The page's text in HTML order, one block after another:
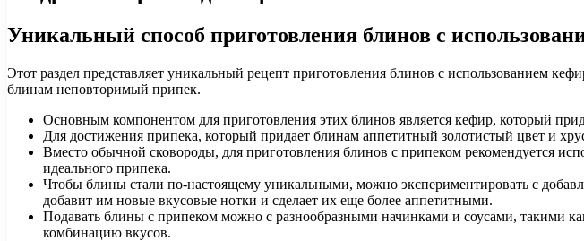
Уникальный способ приготовления блинов с
Этот раздел представляет уникальный рецепт приготовления блинов с использованием
блинам неповторимый припек.
Основным компонентом для приготовления этих блинов является кефир, который
Для достижения припека, который придает блинам аппетитный золотистый цвет и
Вместо обычной сковороды, для приготовления блинов с припеком рекомендуется
идеального припека.
Чтобы блины стали по-настоящему уникальными, можно экспериментировать с
добавит им новые вкусовые нотки и сделает их еще более аппетитными.
Подавать блины с припеком можно с разнообразными начинками и соусами, такими
комбинацию вкусов.